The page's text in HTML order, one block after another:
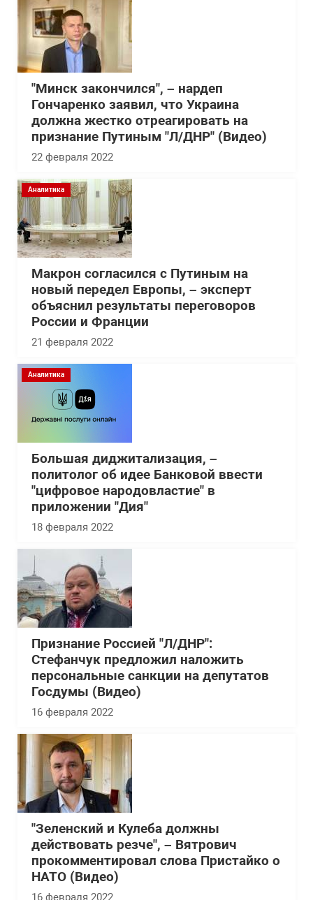
"Минск закончился", – нардеп
Гончаренко заявил, что Украина
должна жестко отреагировать на
признание Путиным "Л/ДНР" (Видео)
22 февраля 2022
Аналитика
Макрон согласился с Путиным на
новый передел Европы, – эксперт
объяснил результаты переговоров
России и Франции
21 февраля 2022
Аналитика
Большая диджитализация, –
политолог об идее Банковой ввести
"цифровое народовластие" в
приложении "Дия"
18 февраля 2022
Признание Россией "Л/ДНР":
Стефанчук предложил наложить
персональные санкции на депутатов
Госдумы (Видео)
16 февраля 2022
"Зеленский и Кулеба должны
действовать резче", – Вятрович
прокомментировал слова Пристайко о
НАТО (Видео)
16 февраля 2022